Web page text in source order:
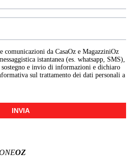
comunicazioni da CasaOz e MagazziniOz
istantanea (es. whatsapp, SMS),
e invio di informazioni e dichiaro
sul trattamento dei dati personali a
INVIA
OZ